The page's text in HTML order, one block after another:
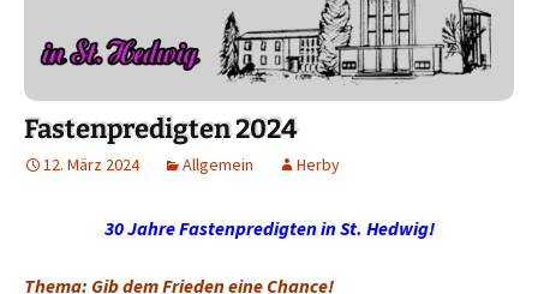
Fastenpredigten 2024
12. März 2024 Allgemein Herby
30 Jahre Fastenpredigten in St. Hedwig!
Thema: Gib dem Frieden eine Chance!